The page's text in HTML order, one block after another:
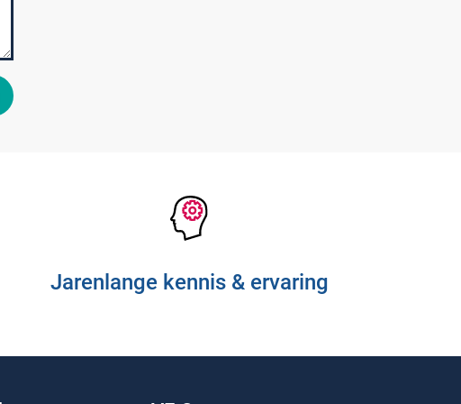
Jarenlange kennis & ervaring